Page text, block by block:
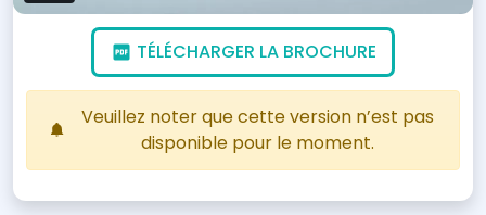
TÉLÉCHARGER LA BROCHURE
Veuillez noter que cette version n’est pas
disponible pour le moment.